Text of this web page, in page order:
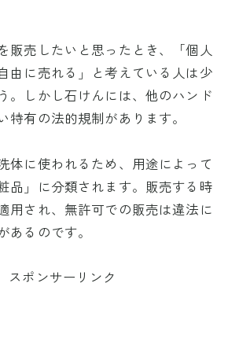
販売したいと思ったとき、「個人
由に売れる」と考えている人は少
。しかし石けんには、他のハンド
特有の法的規制があります。
体に使われるため、用途によって
品」に分類されます。販売する時
用され、無許可での販売は違法に
あるのです。
スポンサーリンク